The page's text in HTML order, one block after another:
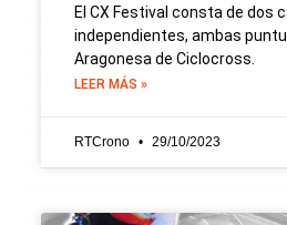
El CX Festival consta de dos
independientes, ambas
Aragonesa de Ciclocross.
LEER MÁS »
RTCrono 29/10/2023